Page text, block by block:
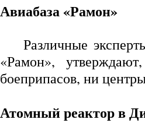
Авиабаза «Рамон»
Различные
«Рамон»,
боеприпасов, ни
Атомный реактор в